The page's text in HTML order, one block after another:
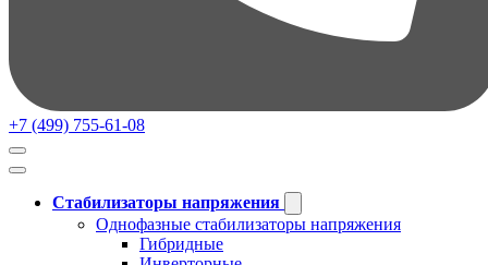
+7 (499) 755-61-08
Стабилизаторы напряжения
Однофазные стабилизаторы напряжения
Гибридные